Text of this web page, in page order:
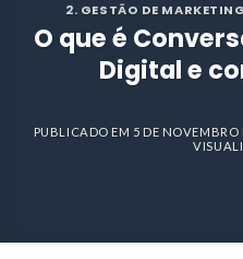
2. GESTÃO DE MARKETING
O que é
Digital e
PUBLICADO EM 5 DE NOVEMBRO